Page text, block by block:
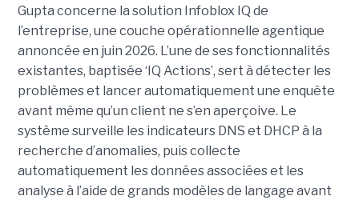
Gupta concerne la solution Infoblox IQ de
l’entreprise, une couche opérationnelle agentique
annoncée en juin 2026. L’une de ses fonctionnalités
existantes, baptisée ‘IQ Actions’, sert à détecter les
problèmes et lancer automatiquement une enquête
avant même qu’un client ne s’en aperçoive. Le
système surveille les indicateurs DNS et DHCP à la
recherche d’anomalies, puis collecte
automatiquement les données associées et les
analyse à l’aide de grands modèles de langage avant